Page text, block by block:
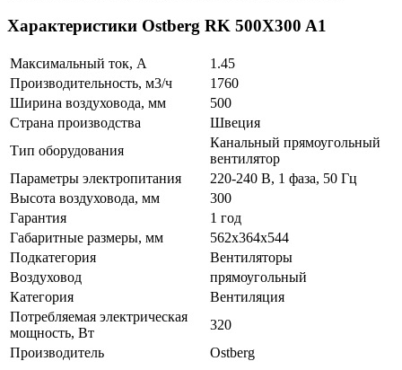
Характеристики Ostberg RK 500X300 A1
Максимальный ток, А
1.45
Производительность, м3/ч
1760
Ширина воздуховода, мм
500
Страна производства
Швеция
Тип оборудования
Канальный прямоугольный
вентилятор
Параметры электропитания
220-240 В, 1 фаза, 50 Гц
Высота воздуховода, мм
300
Гарантия
1 год
Габаритные размеры, мм
562x364x544
Подкатегория
Вентиляторы
Воздуховод
прямоугольный
Категория
Вентиляция
Потребляемая электрическая
мощность, Вт
320
Производитель
Ostberg